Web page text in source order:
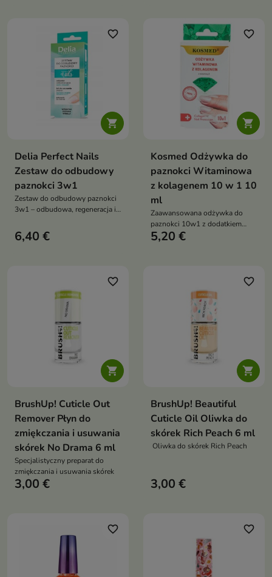

favorite_border
Delia Perfect Nails
Zestaw do odbudowy
paznokci 3w1
Zestaw do odbudowy paznokci
3w1 – odbudowa, regeneracja i
paznokci łamliwych,
rozdwajających się, po
6,40 €

favorite_border
Kosmed Odżywka do
paznokci Witaminowa
z kolagenem 10 w 1 10
ml
Zaawansowana odżywka do
paznokci 10w1 z dodatkiem
diamentu to kompleksowe
5,20 €

favorite_border
BrushUp! Cuticle Out
Remover Płyn do
zmiękczania i usuwania
skórek No Drama 6 ml
Specjalistyczny preparat do
zmiękczania i usuwania skórek
3,00 €

favorite_border
BrushUp! Beautiful
Cuticle Oil Oliwka do
skórek Rich Peach 6 ml
Oliwka do skórek Rich Peach
3,00 €
favorite_border favorite_border